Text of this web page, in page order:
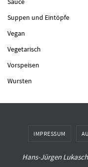
Suppen und Eintöpfe
Vegan
Vegetarisch
Vorspeisen
Wursten
IMPRESSUM
Hans-Jürgen